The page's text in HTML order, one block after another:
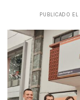
PUBLICADO EL